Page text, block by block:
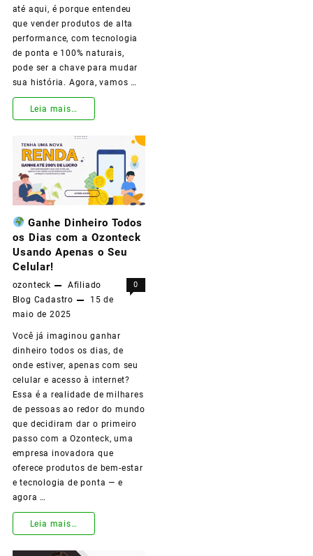
até aqui, é porque entendeu
que vender produtos de alta
performance, com tecnologia
de ponta e 100% naturais,
pode ser a chave para mudar
sua história. Agora, vamos …
Bem-
Vindo(a)
à
Revolução
Saúde
Seu
Primeiro
Passo
Como
Afiliado
Leia mais…
Ganhe Dinheiro Todos
os Dias com a Ozonteck
Usando Apenas o Seu
Celular!
ozonteck
Afiliado
Blog Cadastro
15 de
maio de 2025
0
Você já imaginou ganhar
dinheiro todos os dias, de
onde estiver, apenas com seu
celular e acesso à internet?
Essa é a realidade de milhares
de pessoas ao redor do mundo
que decidiram dar o primeiro
passo com a Ozonteck, uma
empresa inovadora que
oferece produtos de bem-estar
e tecnologia de ponta — e
agora …
Leia mais…